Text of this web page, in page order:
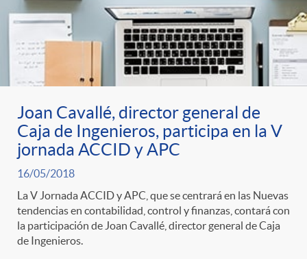
Joan Cavallé, director general de
Caja de Ingenieros, participa en la V
jornada ACCID y APC
16/05/2018
La V Jornada ACCID y APC, que se centrará en las Nuevas
tendencias en contabilidad, control y finanzas, contará con
la participación de Joan Cavallé, director general de Caja
de Ingenieros.